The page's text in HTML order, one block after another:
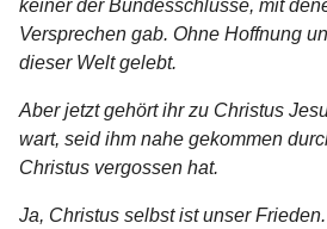
keiner der Bundesschlüsse, mit
Versprechen gab. Ohne Hoffnung
dieser Welt gelebt.
Aber jetzt gehört ihr zu Christus
wart, seid ihm nahe gekommen
Christus vergossen hat.
Ja, Christus selbst ist unser